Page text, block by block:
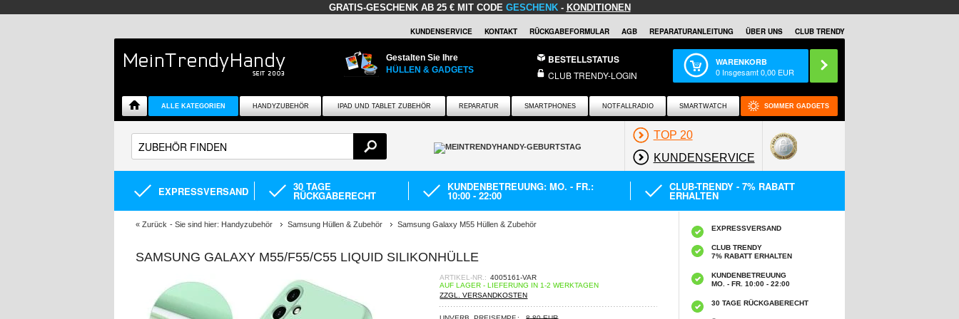
GRATIS-GESCHENK AB 25 € MIT CODE GESCHENK- KONDITIONEN
KUNDENSERVICE KONTAKT RÜCKGABEFORMULAR AGB REPARATURANLEITUNG ÜBER UNS CLUB TRENDY
Gestalten Sie Ihre
HÜLLEN & GADGETS
BESTELLSTATUS
CLUB TRENDY-LOGIN
WARENKORB
0 Insgesamt0,00 EUR
ALLE KATEGORIEN HANDYZUBEHÖR IPAD UND TABLET ZUBEHÖR REPARATUR SMARTPHONES NOTFALLRADIO SMARTWATCH SOMMER GADGETS
TOP 20
KUNDENSERVICE
EXPRESSVERSAND 30 TAGE
RÜCKGABERECHT
KUNDENBETREUUNG: MO. - FR.:
10:00 - 22:00
CLUB-TRENDY - 7% RABATT
ERHALTEN
« Zurück - Sie sind hier: Handyzubehör Samsung Hüllen & Zubehör Samsung Galaxy M55 Hüllen & Zubehör
SAMSUNG GALAXY M55/F55/C55 LIQUID SILIKONHÜLLE
ARTIKEL-NR.: 4005161-VAR
AUF LAGER - LIEFERUNG IN 1-2 WERKTAGEN
ZZGL. VERSANDKOSTEN
EXPRESSVERSAND
CLUB TRENDY
7% RABATT ERHALTEN
KUNDENBETREUUNG
MO. - FR. 10:00 - 22:00
30 TAGE RÜCKGABERECHT